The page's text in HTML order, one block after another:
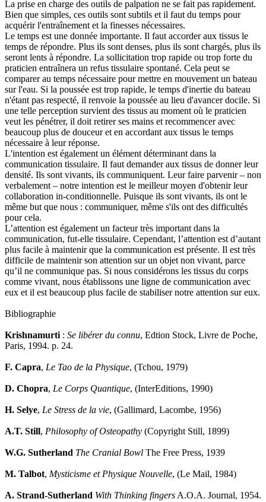
La prise en charge des outils de palpation ne se fait pas rapidement.
Bien que simples, ces outils sont subtils et il faut du temps pour
acquérir l'entraînement et la finesses nécessaires.
Le temps est une donnée importante. Il faut accorder aux tissus le
temps de répondre. Plus ils sont denses, plus ils sont chargés, plus ils
seront lents à répondre. La sollicitation trop rapide ou trop forte du
praticien entraînera un refus tissulaire spontané. Cela peut se
comparer au temps nécessaire pour mettre en mouvement un bateau
sur l'eau. Si la poussée est trop rapide, le temps d'inertie du bateau
n'étant pas respecté, il renvoie la poussée au lieu d'avancer docile. Si
une telle perception survient des tissus au moment où le praticien
veut les pénétrer, il doit retirer ses mains et recommencer avec
beaucoup plus de douceur et en accordant aux tissus le temps
nécessaire à leur réponse.
L'intention est également un élément déterminant dans la
communication tissulaire. Il faut demander aux tissus de donner leur
densité. Ils sont vivants, ils communiquent. Leur faire parvenir – non
verbalement – notre intention est le meilleur moyen d'obtenir leur
collaboration in-conditionnelle. Puisque ils sont vivants, ils ont le
même but que nous : communiquer, même s'ils ont des difficultés
pour cela.
L’attention est également un facteur très important dans la
communication, fut-elle tissulaire. Cependant, l’attention est d’autant
plus facile à maintenir que la communication est présente. Il est très
difficile de maintenir son attention sur un objet non vivant, parce
qu’il ne communique pas. Si nous considérons les tissus du corps
comme vivant, nous établissons une ligne de communication avec
eux et il est beaucoup plus facile de stabiliser notre attention sur eux.
Bibliographie
Krishnamurti : Se libérer du connu, Edtion Stock, Livre de Poche,
Paris, 1994. p. 24.
F. Capra, Le Tao de la Physique, (Tchou, 1979)
D. Chopra, Le Corps Quantique, (InterEditions, 1990)
H. Selye, Le Stress de la vie, (Gallimard, Lacombe, 1956)
A.T. Still, Philosophy of Osteopathy (Copyright Still, 1899)
W.G. Sutherland The Cranial Bowl The Free Press, 1939
M. Talbot, Mysticisme et Physique Nouvelle, (Le Mail, 1984)
A. Strand-Sutherland With Thinking fingers A.O.A. Journal, 1954.